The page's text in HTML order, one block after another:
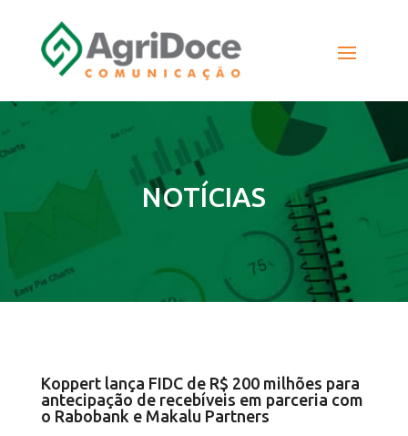
NOTÍCIAS
Koppert lança FIDC de R$ 200 milhões para
antecipação de recebíveis em parceria com
o Rabobank e Makalu Partners